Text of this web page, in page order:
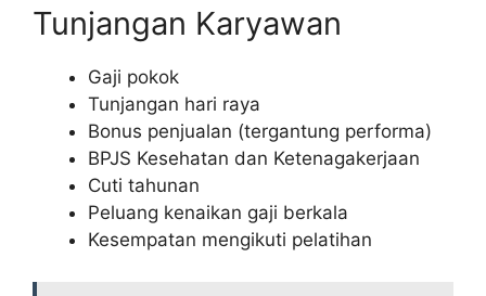
Tunjangan Karyawan
Gaji pokok
Tunjangan hari raya
Bonus penjualan (tergantung performa)
BPJS Kesehatan dan Ketenagakerjaan
Cuti tahunan
Peluang kenaikan gaji berkala
Kesempatan mengikuti pelatihan